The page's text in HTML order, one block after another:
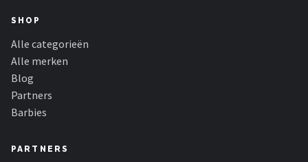
SHOP
Alle categorieën
Alle merken
Blog
Partners
Barbies
PARTNERS